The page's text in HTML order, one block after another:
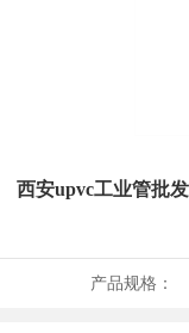
西安upvc工业管批
产品规格：